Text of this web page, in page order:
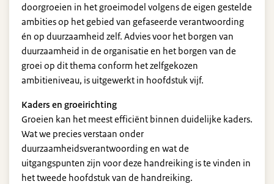
doorgroeien in het groeimodel volgens de eigen gestelde
ambities op het gebied van gefaseerde verantwoording
én op duurzaamheid zelf. Advies voor het borgen van
duurzaamheid in de organisatie en het borgen van de
groei op dit thema conform het zelfgekozen
ambitieniveau, is uitgewerkt in hoofdstuk vijf.
Kaders en groeirichting
Groeien kan het meest efficiënt binnen duidelijke kaders.
Wat we precies verstaan onder
duurzaamheidsverantwoording en wat de
uitgangspunten zijn voor deze handreiking is te vinden in
het tweede hoofdstuk van de handreiking.